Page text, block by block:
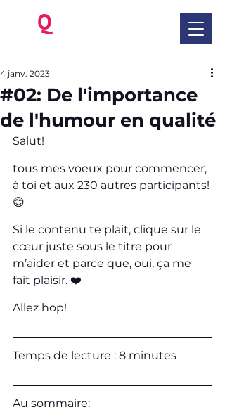
Q
Benoit Kriegel
#02: De l'importance
de l'humour en qualité
4 janv. 2023
Salut!
tous mes voeux pour commencer,
à toi et aux 230 autres participants!
😊
Si le contenu te plait, clique sur le
cœur juste sous le titre pour
m’aider et parce que, oui, ça me
fait plaisir. ❤️
Allez hop!
Temps de lecture : 8 minutes
Au sommaire: